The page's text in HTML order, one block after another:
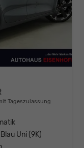
Tageszulassung
Uni (9K)